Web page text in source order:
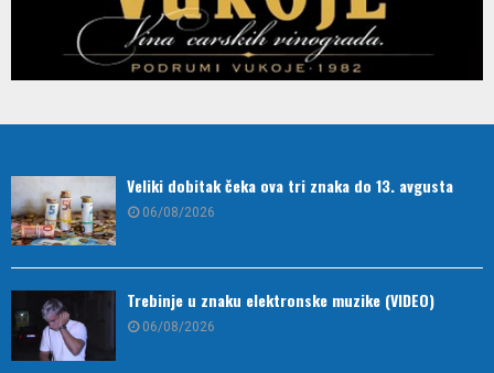
Veliki dobitak čeka ova tri znaka do 13. avgusta
06/08/2026
Trebinje u znaku elektronske muzike (VIDEO)
06/08/2026